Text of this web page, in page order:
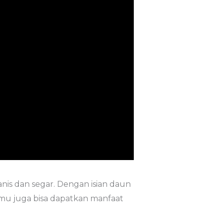
dan segar. Dengan isian daun
juga bisa dapatkan manfaat